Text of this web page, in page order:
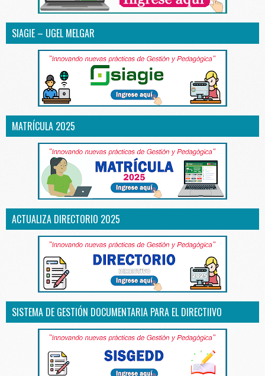
SIAGIE – UGEL MELGAR
MATRÍCULA 2025
ACTUALIZA DIRECTORIO 2025
SISTEMA DE GESTIÓN DOCUMENTARIA PARA EL DIRECTIIVO